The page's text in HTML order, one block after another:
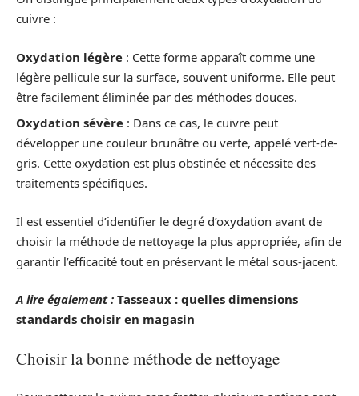
cuivre :
Oxydation légère : Cette forme apparaît comme une
légère pellicule sur la surface, souvent uniforme. Elle peut
être facilement éliminée par des méthodes douces.
Oxydation sévère : Dans ce cas, le cuivre peut
développer une couleur brunâtre ou verte, appelé vert-de-
gris. Cette oxydation est plus obstinée et nécessite des
traitements spécifiques.
Il est essentiel d’identifier le degré d’oxydation avant de
choisir la méthode de nettoyage la plus appropriée, afin de
garantir l’efficacité tout en préservant le métal sous-jacent.
A lire également : Tasseaux : quelles dimensions
standards choisir en magasin
Choisir la bonne méthode de nettoyage